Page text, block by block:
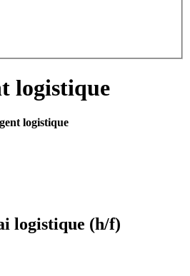
logistique
logistique
logistique (h/f)